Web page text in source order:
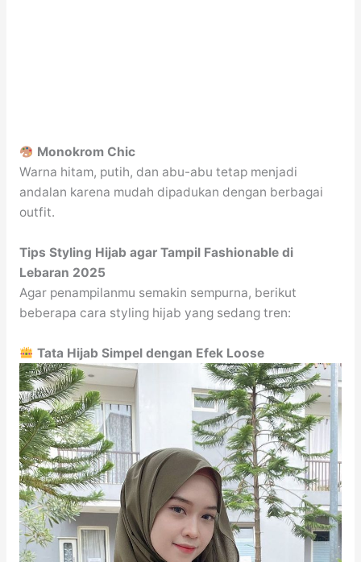
Monokrom Chic
Warna hitam, putih, dan abu-abu tetap menjadi
andalan karena mudah dipadukan dengan berbagai
outfit.
Tips Styling Hijab agar Tampil Fashionable di
Lebaran 2025
Agar penampilanmu semakin sempurna, berikut
beberapa cara styling hijab yang sedang tren:
Tata Hijab Simpel dengan Efek Loose